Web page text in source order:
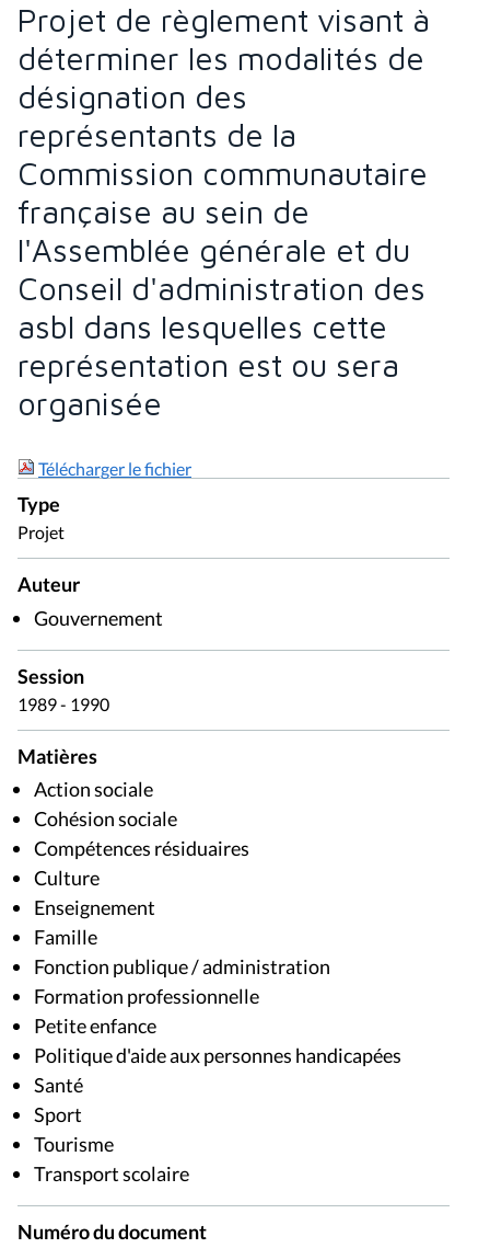
Projet de règlement visant à
déterminer les modalités de
désignation des
représentants de la
Commission communautaire
française au sein de
l'Assemblée générale et du
Conseil d'administration des
asbl dans lesquelles cette
représentation est ou sera
organisée
Télécharger le fichier
Type
Projet
Auteur
Gouvernement
Session
1989 - 1990
Matières
Action sociale
Cohésion sociale
Compétences résiduaires
Culture
Enseignement
Famille
Fonction publique / administration
Formation professionnelle
Petite enfance
Politique d'aide aux personnes handicapées
Santé
Sport
Tourisme
Transport scolaire
Numéro du document